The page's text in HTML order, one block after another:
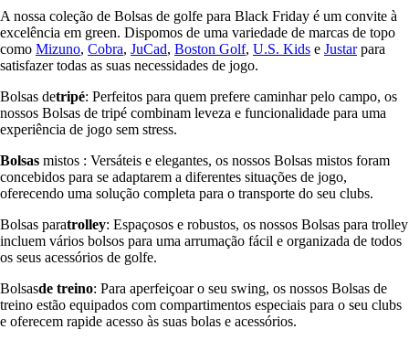
A nossa coleção de Bolsas de golfe para Black Friday é um convite à
excelência em green. Dispomos de uma variedade de marcas de topo
como Mizuno, Cobra, JuCad, Boston Golf, U.S. Kids e Justarpara
satisfazer todas as suas necessidades de jogo.
Bolsas detripé: Perfeitos para quem prefere caminhar pelo campo, os
nossos Bolsas de tripé combinam leveza e funcionalidade para uma
experiência de jogo sem stress.
Bolsas mistos : Versáteis e elegantes, os nossos Bolsas mistos foram
concebidos para se adaptarem a diferentes situações de jogo,
oferecendo uma solução completa para o transporte do seu clubs.
Bolsas paratrolley: Espaçosos e robustos, os nossos Bolsas para trolley
incluem vários bolsos para uma arrumação fácil e organizada de todos
os seus acessórios de golfe.
Bolsasde treino: Para aperfeiçoar o seu swing, os nossos Bolsas de
treino estão equipados com compartimentos especiais para o seu clubs
e oferecem rapide acesso às suas bolas e acessórios.